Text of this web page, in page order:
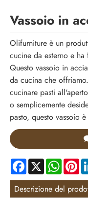
Vassoio in
Olifurniture è un
cucine da esterno e
Questo vassoio in
da cucina che
cucinare pasti
o semplicemente
pasto, questo vassoio
Facebook
X
Descrizione del